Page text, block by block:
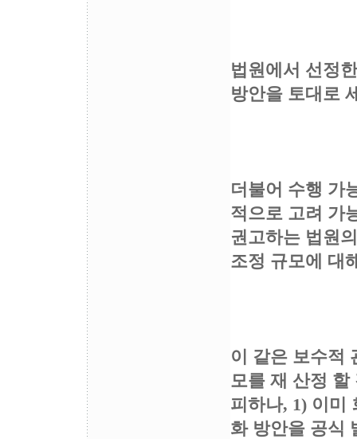
법원에서 선정
방안을 토대로
더불어 수행 가
적으로 고려 가
권고하는 법원
조정 규모에 대
이 같은 보수적
모를 재 산정 할
피하나, 1) 이미
화 방안을 공식